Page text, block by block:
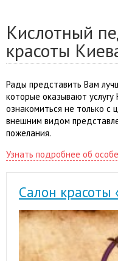
Кислотный
красоты
Рады представить Вам
которые оказывают
ознакомиться не только с
внешним видом
пожелания.
Узнать подробнее об
Салон